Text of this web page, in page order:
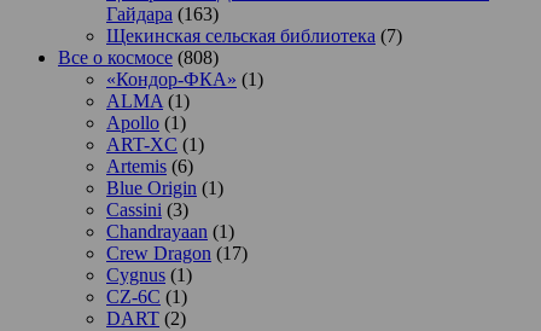
Гайдара (163)
Щекинская сельская библиотека (7)
Все о космосе (808)
«Кондор-ФКА» (1)
ALMA (1)
Apollo (1)
ART-XC (1)
Artemis (6)
Blue Origin (1)
Cassini (3)
Chandrayaan (1)
Crew Dragon (17)
Cygnus (1)
CZ-6C (1)
DART (2)